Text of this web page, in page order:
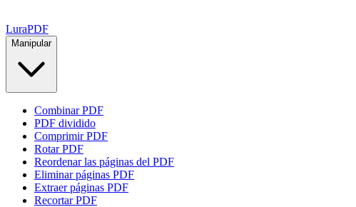
LuraPDF
Manipular
Combinar PDF
PDF dividido
Comprimir PDF
Rotar PDF
Reordenar las páginas del PDF
Eliminar páginas PDF
Extraer páginas PDF
Recortar PDF